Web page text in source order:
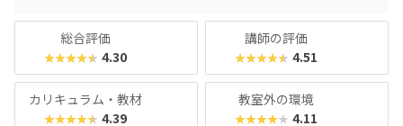
くの教室に足を運んでみてくださいね。
総合評価
★★★★★ 4.30
講師の評価
★★★★★ 4.51
カリキュラム・教材
★★★★★ 4.39
教室外の環境
★★★★★ 4.11